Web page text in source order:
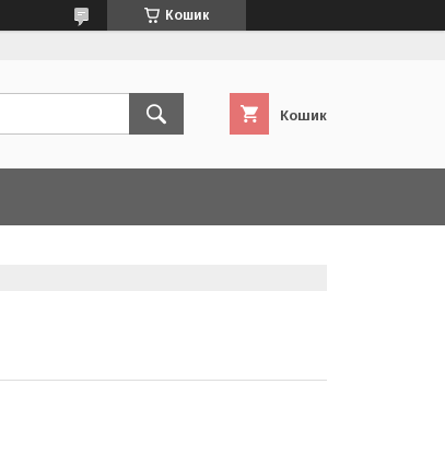
Кошик
Кошик